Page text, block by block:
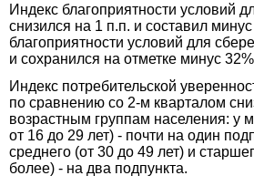
Индекс благоприятности условий
снизился на 1 п.п. и составил
благоприятности условий для
и сохранился на отметке минус
Индекс потребительской
по сравнению со 2-м кварталом
возрастным группам населения: у
от 16 до 29 лет) - почти на один
среднего (от 30 до 49 лет) и
более) - на два подпункта.